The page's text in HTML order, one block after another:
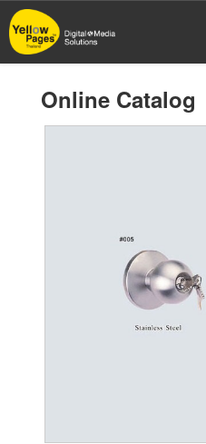
Skip
to
main
Online Catalog